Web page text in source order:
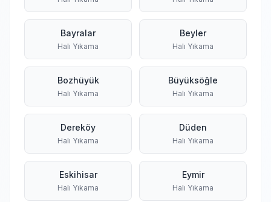
Bayralar
Halı Yıkama
Beyler
Halı Yıkama
Bozhüyük
Halı Yıkama
Büyüksöğle
Halı Yıkama
Dereköy
Halı Yıkama
Düden
Halı Yıkama
Eskihisar
Halı Yıkama
Eymir
Halı Yıkama